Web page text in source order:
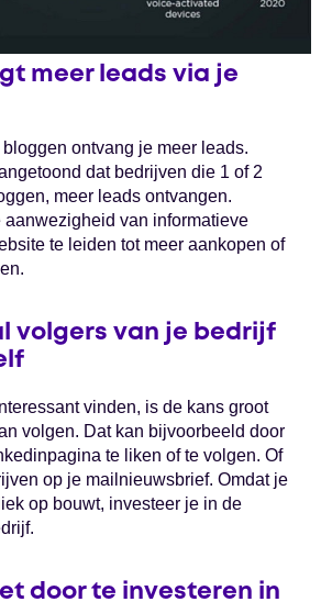
meer leads via je
ontvang je meer leads.
dat bedrijven die 1 of 2
meer leads ontvangen.
aanwezigheid van informatieve
te leiden tot meer aankopen of
volgers van je bedrijf
vinden, is de kans groot
volgen. Dat kan bijvoorbeeld door
te liken of te volgen. Of
op je mailnieuwsbrief. Omdat je
op bouwt, investeer je in de
door te investeren in